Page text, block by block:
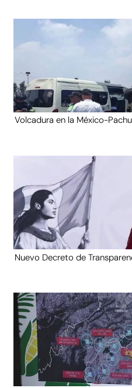
Volcadura en la México-
Nuevo Decreto de